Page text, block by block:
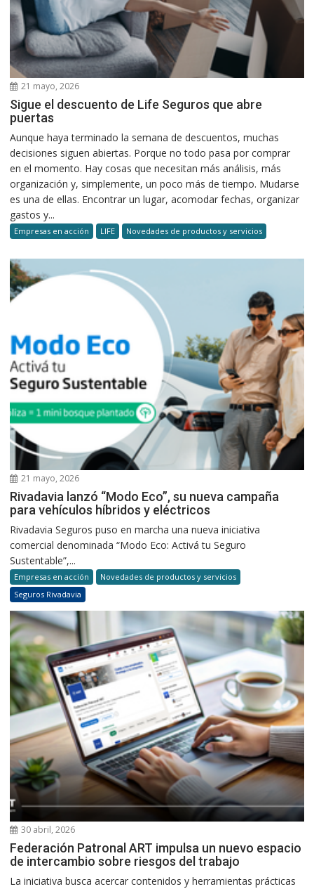
21 mayo, 2026
Sigue el descuento de Life Seguros que abre
puertas
Aunque haya terminado la semana de descuentos, muchas
decisiones siguen abiertas. Porque no todo pasa por comprar
en el momento. Hay cosas que necesitan más análisis, más
organización y, simplemente, un poco más de tiempo. Mudarse
es una de ellas. Encontrar un lugar, acomodar fechas, organizar
gastos y...
Empresas en acción LIFE Novedades de productos y servicios
21 mayo, 2026
Rivadavia lanzó “Modo Eco”, su nueva campaña
para vehículos híbridos y eléctricos
Rivadavia Seguros puso en marcha una nueva iniciativa
comercial denominada “Modo Eco: Activá tu Seguro
Sustentable”,...
Empresas en acción
Novedades de productos y servicios
Seguros Rivadavia
30 abril, 2026
Federación Patronal ART impulsa un nuevo espacio
de intercambio sobre riesgos del trabajo
La iniciativa busca acercar contenidos y herramientas prácticas